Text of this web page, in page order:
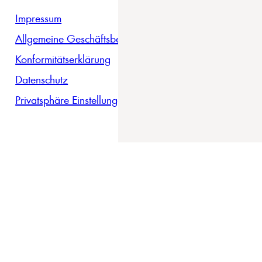
Impressum
Allgemeine Geschäftsbedingungen
Konformitätserklärung
Datenschutz
Privatsphäre Einstellungen